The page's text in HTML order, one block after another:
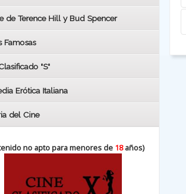
de Terence Hill y Bud Spencer
Famosas
"S"
Erótica Italiana
del Cine
no apto para menores de 18años)